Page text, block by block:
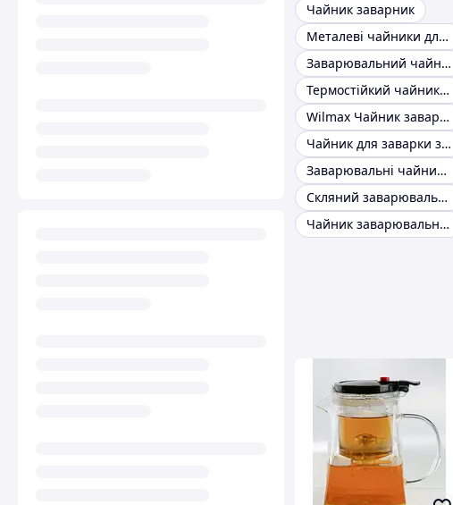
Чайник заварник
Металеві чайники для заварки
Заварювальний чайник із кнопкою для зливання
Термостійкий чайник заварник
Wilmax Чайник заварювальний
Чайник для заварки з поршнем
Заварювальні чайники з кнопкою
Скляний заварювальний чайник з кнопкою
Чайник заварювальний маленький